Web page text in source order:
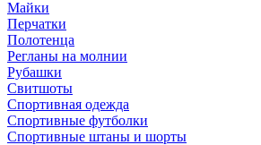
Майки
Перчатки
Полотенца
Регланы на молнии
Рубашки
Свитшоты
Спортивная одежда
Спортивные футболки
Спортивные штаны и шорты